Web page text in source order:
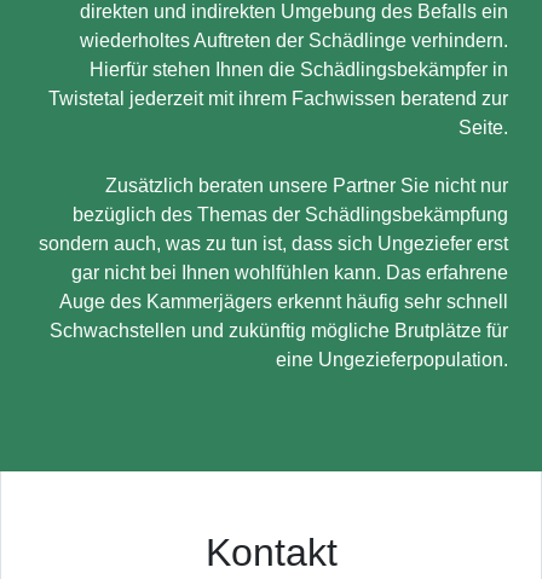
direkten und indirekten Umgebung des Befalls ein
wiederholtes Auftreten der Schädlinge verhindern.
Hierfür stehen Ihnen die Schädlingsbekämpfer in
Twistetal jederzeit mit ihrem Fachwissen beratend zur
Seite.
Zusätzlich beraten unsere Partner Sie nicht nur
bezüglich des Themas der Schädlingsbekämpfung
sondern auch, was zu tun ist, dass sich Ungeziefer erst
gar nicht bei Ihnen wohlfühlen kann. Das erfahrene
Auge des Kammerjägers erkennt häufig sehr schnell
Schwachstellen und zukünftig mögliche Brutplätze für
eine Ungezieferpopulation.
Kontakt